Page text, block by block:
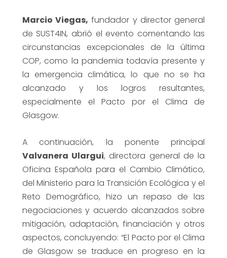
Marcio Viegas, fundador y director general
de SUST4IN, abrió el evento comentando las
circunstancias excepcionales de la última
COP, como la pandemia todavía presente y
la emergencia climática, lo que no se ha
alcanzado y los logros resultantes,
especialmente el Pacto por el Clima de
Glasgow.
A continuación, la ponente principal
Valvanera Ulargui, directora general de la
Oficina Española para el Cambio Climático,
del Ministerio para la Transición Ecológica y el
Reto Demográfico, hizo un repaso de las
negociaciones y acuerdo alcanzados sobre
mitigación, adaptación, financiación y otros
aspectos, concluyendo: “El Pacto por el Clima
de Glasgow se traduce en progreso en la